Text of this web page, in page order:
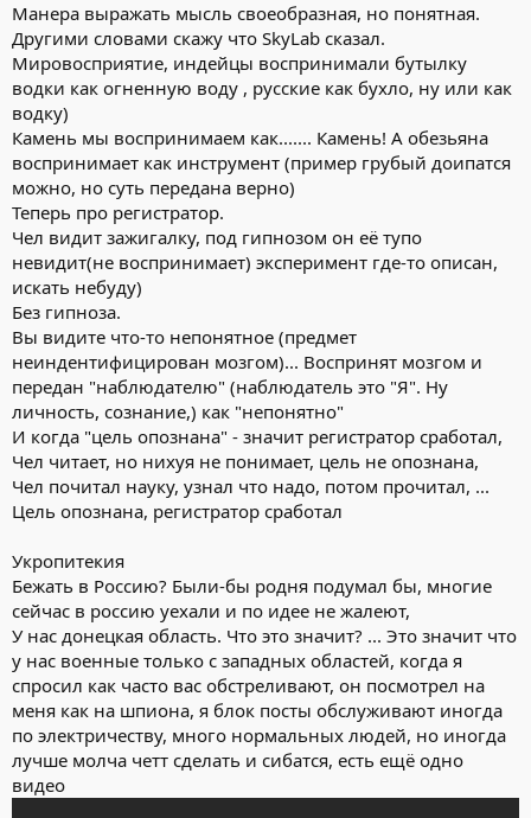
Манера выражать мысль своеобразная, но понятная.
Другими словами скажу что SkyLab сказал.
Мировосприятие, индейцы воспринимали бутылку
водки как огненную воду , русские как бухло, ну или как
водку)
Камень мы воспринимаем как....... Камень! А обезьяна
воспринимает как инструмент (пример грубый доипатся
можно, но суть передана верно)
Теперь про регистратор.
Чел видит зажигалку, под гипнозом он её тупо
невидит(не воспринимает) эксперимент где-то описан,
искать небуду)
Без гипноза.
Вы видите что-то непонятное (предмет
неиндентифицирован мозгом)... Воспринят мозгом и
передан "наблюдателю" (наблюдатель это "Я". Ну
личность, сознание,) как "непонятно"
И когда "цель опознана" - значит регистратор сработал,
Чел читает, но нихуя не понимает, цель не опознана,
Чел почитал науку, узнал что надо, потом прочитал, ...
Цель опознана, регистратор сработал
Укропитекия
Бежать в Россию? Были-бы родня подумал бы, многие
сейчас в россию уехали и по идее не жалеют,
У нас донецкая область. Что это значит? ... Это значит что
у нас военные только с западных областей, когда я
спросил как часто вас обстреливают, он посмотрел на
меня как на шпиона, я блок посты обслуживают иногда
по электричеству, много нормальных людей, но иногда
лучше молча четт сделать и сибатся, есть ещё одно
видео